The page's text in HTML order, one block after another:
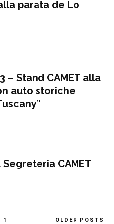
parata de Lo
– Stand CAMET alla
auto storiche
CAMET
1 OLDER POSTS